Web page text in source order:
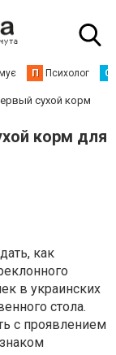
П Психолог С
сухой корм
корм для
как
в украинских
стола.
с проявлением